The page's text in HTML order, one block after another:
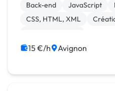
Back-end JavaScript
CSS, HTML, XML
15 €/h Avignon